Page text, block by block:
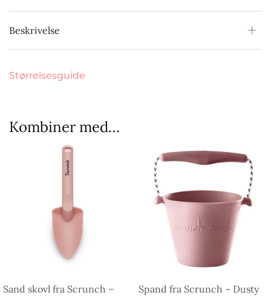
Beskrivelse
Størrelsesguide
Kombiner med…
Sand skovl fra Scrunch –
Spand fra Scrunch – Dusty